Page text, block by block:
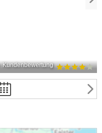
Kundenbewertung